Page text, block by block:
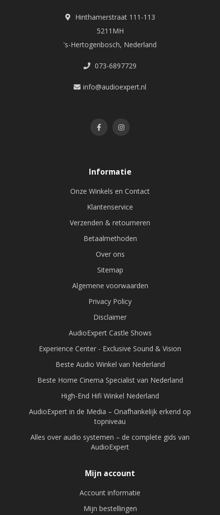
Hinthamerstraat 111-113
5211MH
's-Hertogenbosch, Nederland
073-6897729
info@audioexpert.nl
Informatie
Onze Winkels en Contact
Klantenservice
Verzenden & retourneren
Betaalmethoden
Over ons
Sitemap
Algemene voorwaarden
Privacy Policy
Disclaimer
AudioExpert Castle Shows
Experience Center - Exclusive Sound & Vision
Beste Audio Winkel van Nederland
Beste Home Cinema Specialist van Nederland
High-End Hifi Winkel Nederland
AudioExpert in de Media – Onafhankelijk erkend op
topniveau
Alles over audio systemen – de complete gids van
AudioExpert
Mijn account
Account informatie
Mijn bestellingen